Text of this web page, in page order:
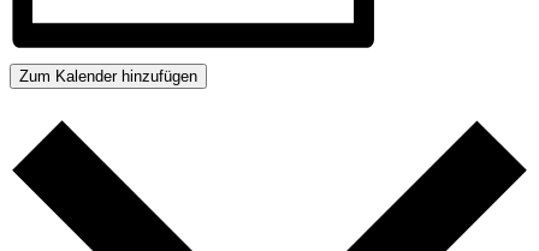
Zum Kalender hinzufügen